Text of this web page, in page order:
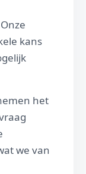
kans
het
we van